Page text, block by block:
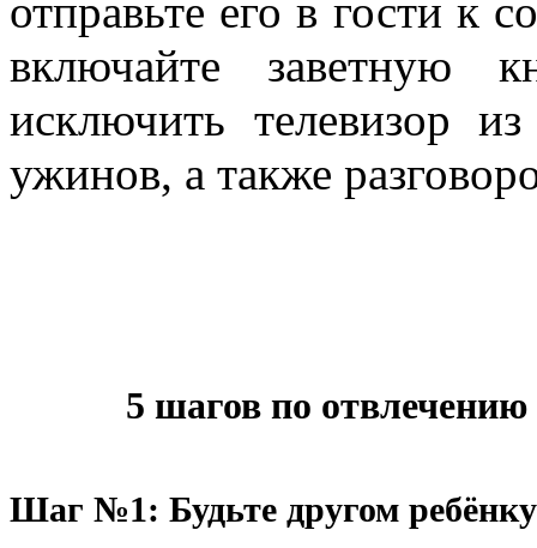
отправьте его в гости к
включайте заветную
исключить телевизор
ужинов, а также
5 шагов по
Шаг №1: Будьте другом ребёнку